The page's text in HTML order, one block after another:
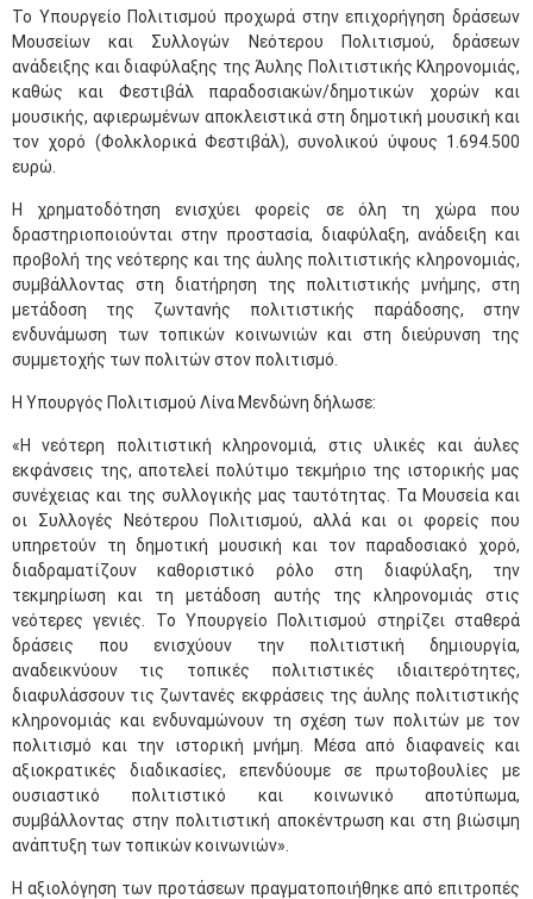
Το Υπουργείο Πολιτισμού προχωρά στην επιχορήγηση δράσεων
Μουσείων και Συλλογών Νεότερου Πολιτισμού, δράσεων
ανάδειξης και διαφύλαξης της Άυλης Πολιτιστικής Κληρονομιάς,
καθώς και Φεστιβάλ παραδοσιακών/δημοτικών χορών και
μουσικής, αφιερωμένων αποκλειστικά στη δημοτική μουσική και
τον χορό (Φολκλορικά Φεστιβάλ), συνολικού ύψους 1.694.500
ευρώ.
Η χρηματοδότηση ενισχύει φορείς σε όλη τη χώρα που
δραστηριοποιούνται στην προστασία, διαφύλαξη, ανάδειξη και
προβολή της νεότερης και της άυλης πολιτιστικής κληρονομιάς,
συμβάλλοντας στη διατήρηση της πολιτιστικής μνήμης, στη
μετάδοση της ζωντανής πολιτιστικής παράδοσης, στην
ενδυνάμωση των τοπικών κοινωνιών και στη διεύρυνση της
συμμετοχής των πολιτών στον πολιτισμό.
Η Υπουργός Πολιτισμού Λίνα Μενδώνη δήλωσε:
«Η νεότερη πολιτιστική κληρονομιά, στις υλικές και άυλες
εκφάνσεις της, αποτελεί πολύτιμο τεκμήριο της ιστορικής μας
συνέχειας και της συλλογικής μας ταυτότητας. Τα Μουσεία και
οι Συλλογές Νεότερου Πολιτισμού, αλλά και οι φορείς που
υπηρετούν τη δημοτική μουσική και τον παραδοσιακό χορό,
διαδραματίζουν καθοριστικό ρόλο στη διαφύλαξη, την
τεκμηρίωση και τη μετάδοση αυτής της κληρονομιάς στις
νεότερες γενιές. Το Υπουργείο Πολιτισμού στηρίζει σταθερά
δράσεις που ενισχύουν την πολιτιστική δημιουργία,
αναδεικνύουν τις τοπικές πολιτιστικές ιδιαιτερότητες,
διαφυλάσσουν τις ζωντανές εκφράσεις της άυλης πολιτιστικής
κληρονομιάς και ενδυναμώνουν τη σχέση των πολιτών με τον
πολιτισμό και την ιστορική μνήμη. Μέσα από διαφανείς και
αξιοκρατικές διαδικασίες, επενδύουμε σε πρωτοβουλίες με
ουσιαστικό πολιτιστικό και κοινωνικό αποτύπωμα,
συμβάλλοντας στην πολιτιστική αποκέντρωση και στη βιώσιμη
ανάπτυξη των τοπικών κοινωνιών».
Η αξιολόγηση των προτάσεων πραγματοποιήθηκε από επιτροπές